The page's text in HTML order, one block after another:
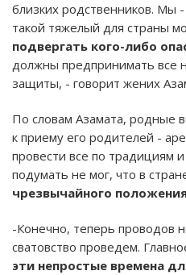
близких родственников. Мы
такой тяжелый для страны
подвергать кого-либо
должны предпринимать все
защиты, - говорит жених
По словам Азамата, родные
к приему его родителей -
провести все по традициям
подумать не мог, что в
чрезвычайного
-Конечно, теперь проводов
сватовство проведем.
эти непростые времена